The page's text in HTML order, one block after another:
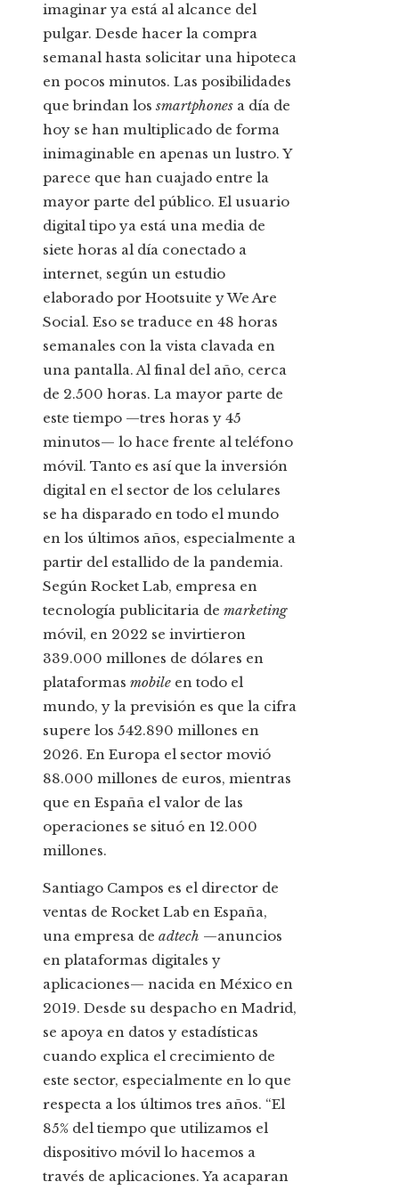
imaginar ya está al alcance del
pulgar. Desde hacer la compra
semanal hasta solicitar una hipoteca
en pocos minutos. Las posibilidades
que brindan los smart­phones a día de
hoy se han multiplicado de forma
inimaginable en apenas un lustro. Y
parece que han cuajado entre la
mayor parte del público. El usuario
digital tipo ya está una media de
siete horas al día conectado a
internet, según un estudio
elaborado por Hootsuite y We Are
Social. Eso se traduce en 48 horas
semanales con la vista clavada en
una pantalla. Al final del año, cerca
de 2.500 horas. La mayor parte de
este tiempo —tres horas y 45
minutos— lo hace frente al teléfono
móvil. Tanto es así que la inversión
digital en el sector de los celulares
se ha disparado en todo el mundo
en los últimos años, especialmente a
partir del estallido de la pandemia.
Según Rocket Lab, empresa en
tecnología publicitaria de marketing
móvil, en 2022 se invirtieron
339.000 millones de dólares en
plataformas mobile en todo el
mundo, y la previsión es que la cifra
supere los 542.890 millones en
2026. En Europa el sector movió
88.000 millones de euros, mientras
que en España el valor de las
operaciones se situó en 12.000
millones.
Santiago Campos es el director de
ventas de Rocket Lab en España,
una empresa de adtech —anuncios
en plataformas digitales y
aplicaciones— nacida en México en
2019. Desde su despacho en Madrid,
se apoya en datos y estadísticas
cuando explica el crecimiento de
este sector, especialmente en lo que
respecta a los últimos tres años. “El
85% del tiempo que utilizamos el
dispositivo móvil lo hacemos a
través de aplicaciones. Ya acaparan